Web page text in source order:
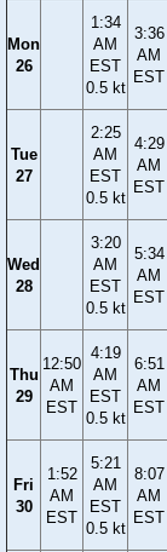
Mon
26
1:34
AM
EST
0.5 kt
3:36
AM
EST
Tue
27
2:25
AM
EST
0.5 kt
4:29
AM
EST
Wed
28
3:20
AM
EST
0.5 kt
5:34
AM
EST
Thu
29
12:50
AM
EST
4:19
AM
EST
0.5 kt
6:51
AM
EST
Fri
30
1:52
AM
EST
5:21
AM
EST
0.5 kt
8:07
AM
EST